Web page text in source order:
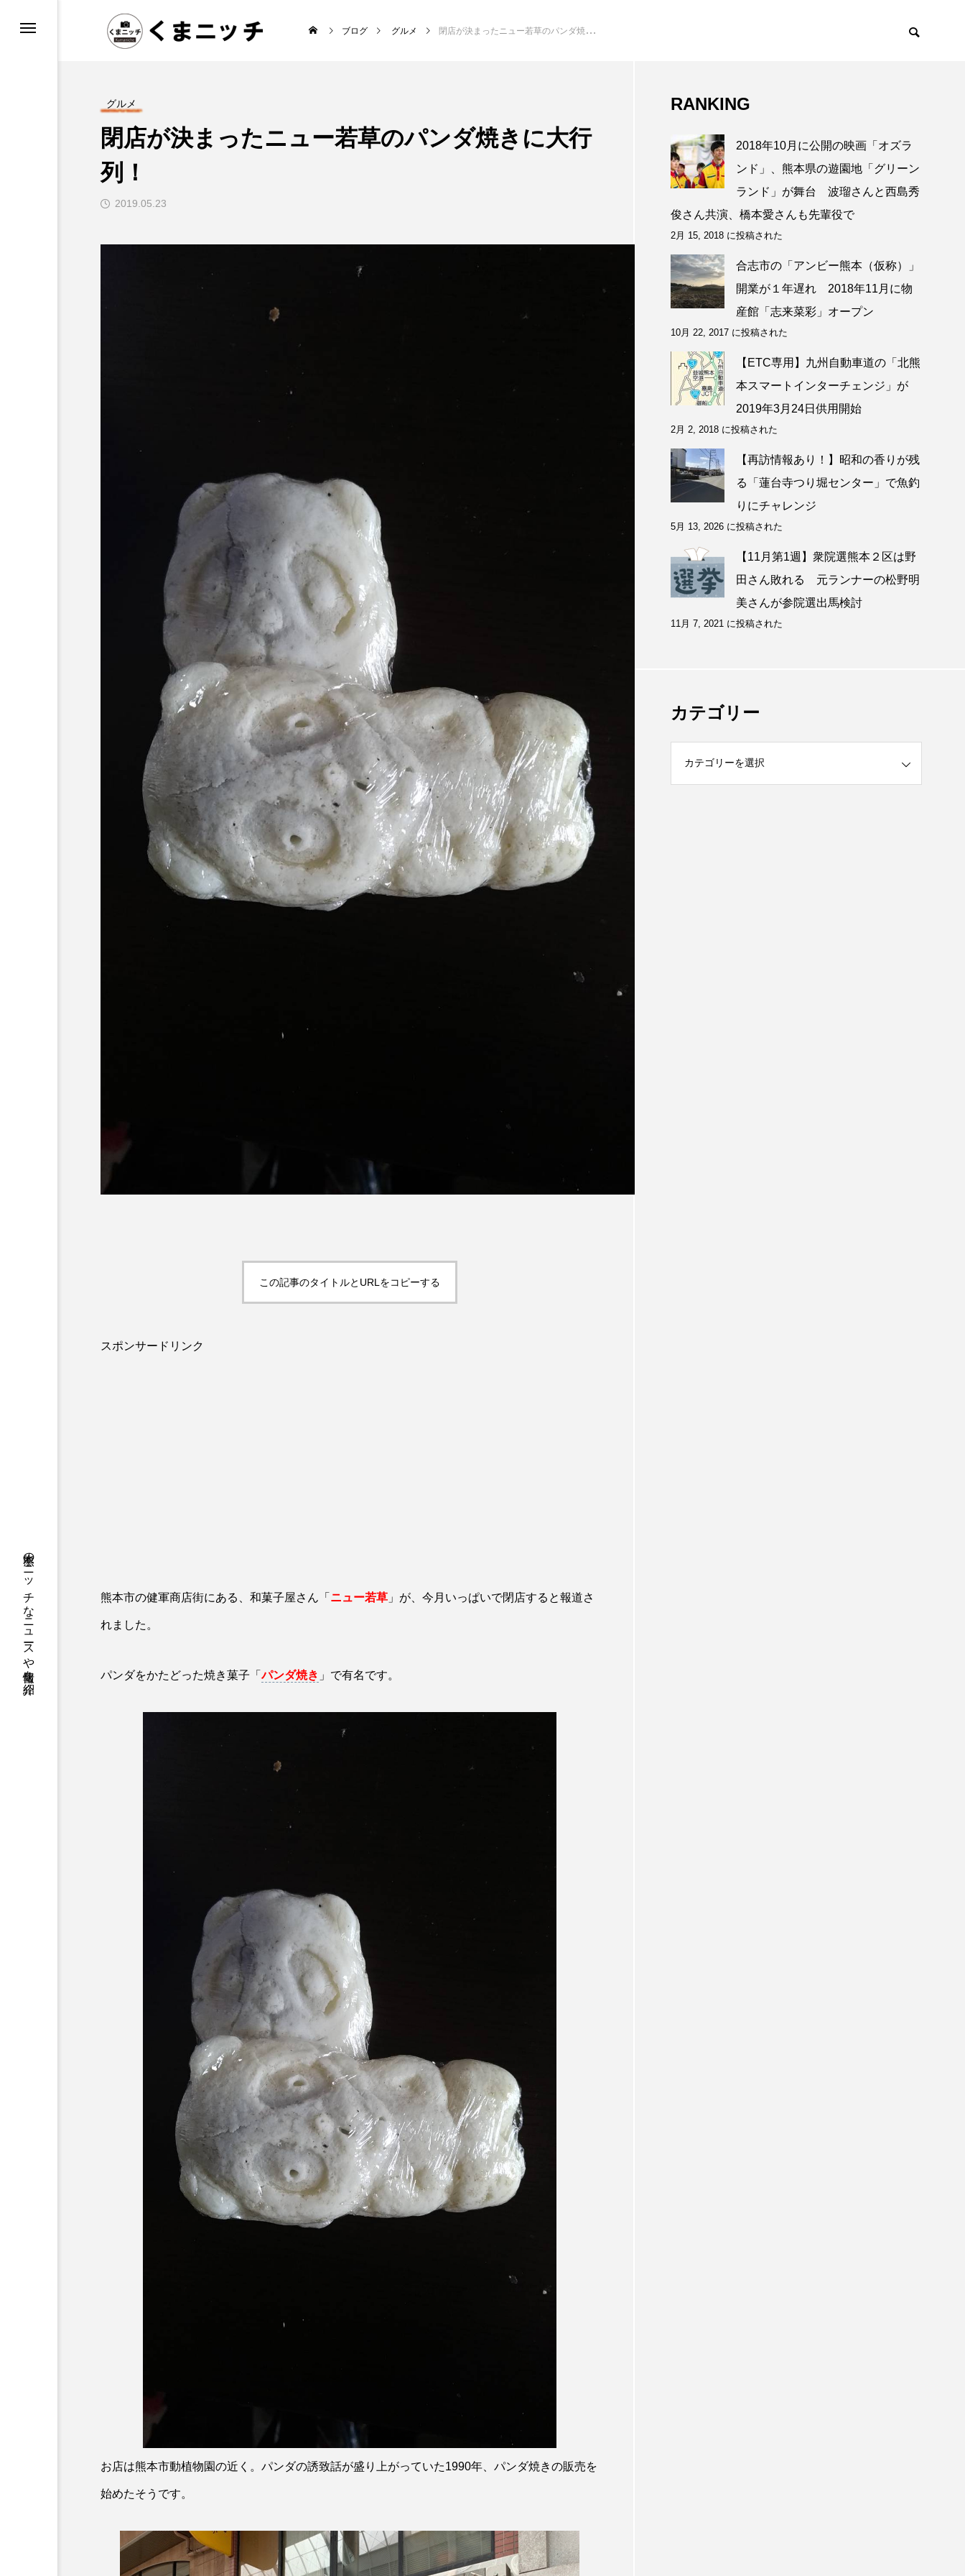
熊本のニッチなニュースや情報を紹介
ブログ グルメ 閉店が決まったニュー若草のパンダ焼きに大行列！
グルメ
閉店が決まったニュー若草のパンダ焼きに大行
列！
2019.05.23
この記事のタイトルとURLをコピーする
スポンサードリンク
熊本市の健軍商店街にある、和菓子屋さん「 ニュー若草 」が、今月いっぱいで閉店すると報道さ
れました。
パンダをかたどった焼き菓子「パンダ焼き 」で有名です。
お店は熊本市動植物園の近く。パンダの誘致話が盛り上がっていた1990年、パンダ焼きの販売を
始めたそうです。
RANKING
2018年10月に公開の映画「オズラ
ンド」、熊本県の遊園地「グリーン
ランド」が舞台 波瑠さんと西島秀
俊さん共演、橋本愛さんも先輩役で
2月 15, 2018 に投稿された
合志市の「アンビー熊本（仮称）」
開業が１年遅れ 2018年11月に物
産館「志来菜彩」オープン
10月 22, 2017 に投稿された
【ETC専用】九州自動車道の「北熊
本スマートインターチェンジ」が
2019年3月24日供用開始
2月 2, 2018 に投稿された
【再訪情報あり！】昭和の香りが残
る「蓮台寺つり堀センター」で魚釣
りにチャレンジ
5月 13, 2026 に投稿された
【11月第1週】衆院選熊本２区は野
田さん敗れる 元ランナーの松野明
美さんが参院選出馬検討
11月 7, 2021 に投稿された
カテゴリー